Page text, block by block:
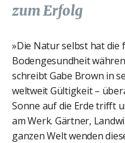
zum Erfolg
»Die Natur selbst hat die
Bodengesundheit
schreibt Gabe Brown in
weltweit Gültigkeit –
Sonne auf die Erde trifft
am Werk. Gärtner,
ganzen Welt wenden